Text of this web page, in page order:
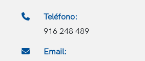
Teléfono:
916 248 489
Email: